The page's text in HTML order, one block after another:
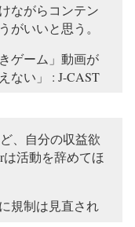
ながらコンテン
がいいと思う。
ゲーム」動画が
ない」 : J-CAST
、自分の収益欲
は活動を辞めてほ
規制は見直され